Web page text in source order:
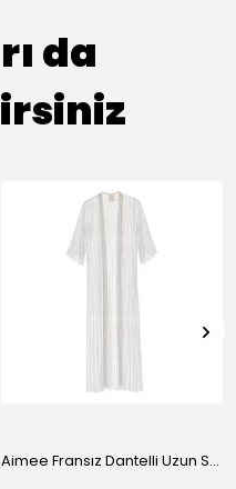
da
Aimee Fransız Dantelli Uzun Sabahlık - Siyah